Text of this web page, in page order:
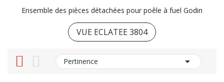
Ensemble des pièces détachées pour poêle à fuel Godin
VUE ECLATEE 3804
Pertinence 